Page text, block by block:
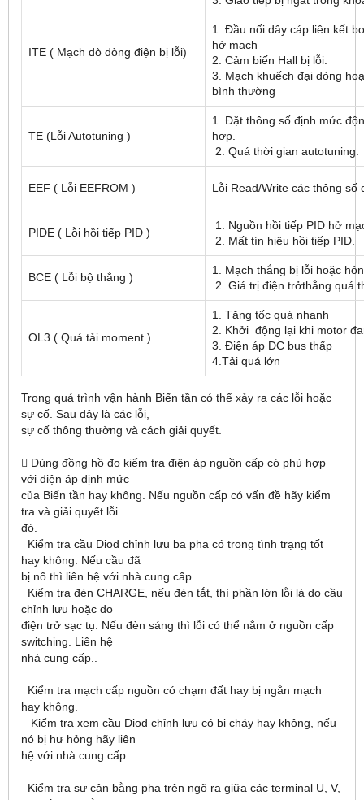
ITE ( Mạch dò dòng điện bị lỗi)
1. Đầu nối dây cáp liên kết
hở mạch
2. Cảm biến Hall bị lỗi.
3. Mạch khuếch đại dòng
bình thường
TE (Lỗi Autotuning )
1. Đặt thông số định mức
hợp.
2. Quá thời gian autotuning.
EEF ( Lỗi EEFROM ) Lỗi Read/Write các thông số
PIDE ( Lỗi hồi tiếp PID )
1. Nguồn hồi tiếp PID hở
2. Mất tín hiệu hồi tiếp PID.
BCE ( Lỗi bộ thắng )
1. Mạch thắng bị lỗi hoặc
2. Giá trị điện trởthắng quá
OL3 ( Quá tải moment )
1. Tăng tốc quá nhanh
2. Khởi động lại khi motor
3. Điện áp DC bus thấp
4.Tải quá lớn
Trong quá trình vận hành Biến tần có thể xảy ra các lỗi hoặc
sự cố. Sau đây là các lỗi,
sự cố thông thường và cách giải quyết.
 Dùng đồng hồ đo kiểm tra điện áp nguồn cấp có phù hợp
với điện áp định mức
của Biến tần hay không. Nếu nguồn cấp có vấn đề hãy kiểm
tra và giải quyết lỗi
đó.
Kiểm tra cầu Diod chỉnh lưu ba pha có trong tình trạng tốt
hay không. Nếu cầu đã
bị nổ thì liên hệ với nhà cung cấp.
Kiểm tra đèn CHARGE, nếu đèn tắt, thì phần lớn lỗi là do cầu
chỉnh lưu hoặc do
điện trở sạc tụ. Nếu đèn sáng thì lỗi có thể nằm ở nguồn cấp
switching. Liên hệ
nhà cung cấp..
Kiểm tra mạch cấp nguồn có chạm đất hay bị ngắn mạch
hay không.
Kiểm tra xem cầu Diod chỉnh lưu có bị cháy hay không, nếu
nó bị hư hỏng hãy liên
hệ với nhà cung cấp.
Kiểm tra sự cân bằng pha trên ngõ ra giữa các terminal U, V,